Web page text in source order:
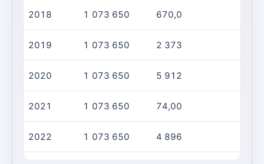
2018 1 073 650 670,0
2019 1 073 650 2 373
2020 1 073 650 5 912
2021 1 073 650 74,00
2022 1 073 650 4 896